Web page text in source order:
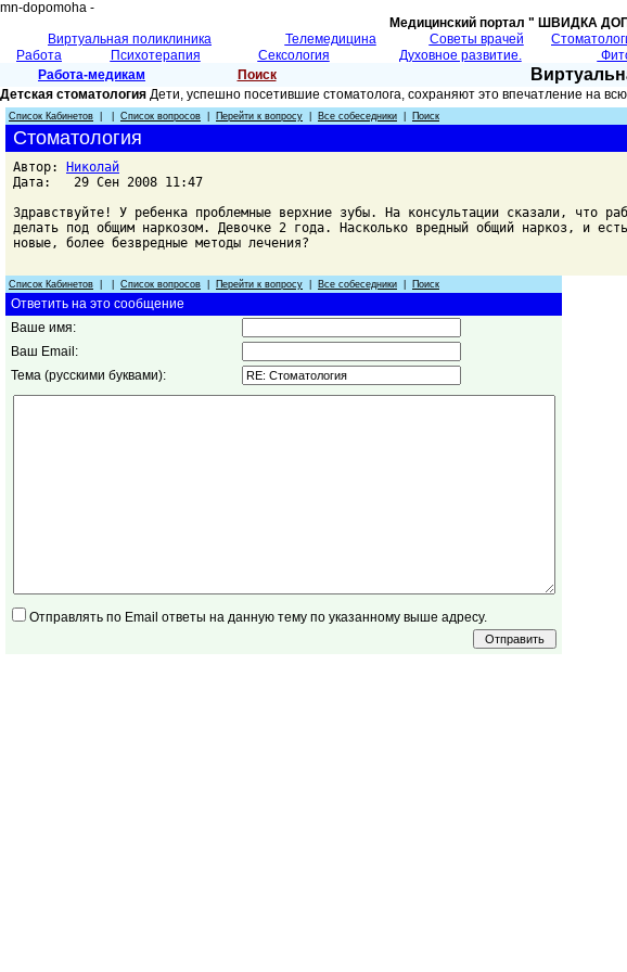
mn-dopomoha -
Медицинский портал " ШВИДКА
Виртуальная поликлиника
Телемедицина Советы врачей
Работа
Психотерапия Сексология Духовное развитие.
Работа-медикам
Поиск
Детская стоматология Дети, успешно посетившие стоматолога, сохраняют это впечатление на
Список Кабинетов Список вопросов Перейти к вопросу Все собеседники Поиск
Стоматология
Автор:
Николай
Дата: 29 Сен 2008 11:47
Здравствуйте! У ребенка проблемные верхние зубы. На консультации сказали, что
делать под общим наркозом. Девочке 2 года. Насколько вредный общий наркоз, и
новые, более безвредные методы лечения?
Список Кабинетов
Список вопросов Перейти к вопросу Все собеседники Поиск
Ответить на это сообщение
Ваше имя:
Ваш Email:
Тема (русскими буквами):
Отправлять по Email ответы на данную тему по указанному выше адресу.